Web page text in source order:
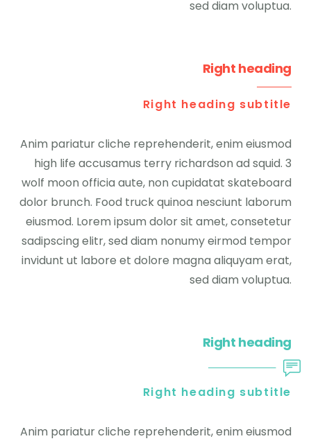
sed diam voluptua.
Right heading
Right heading subtitle
Anim pariatur cliche reprehenderit, enim eiusmod
high life accusamus terry richardson ad squid. 3
wolf moon officia aute, non cupidatat skateboard
dolor brunch. Food truck quinoa nesciunt laborum
eiusmod. Lorem ipsum dolor sit amet, consetetur
sadipscing elitr, sed diam nonumy eirmod tempor
invidunt ut labore et dolore magna aliquyam erat,
sed diam voluptua.
Right heading
Right heading subtitle
Anim pariatur cliche reprehenderit, enim eiusmod